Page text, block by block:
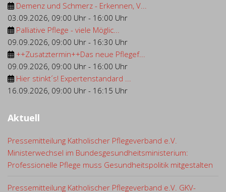
Demenz und Schmerz - Erkennen, V...
03.09.2026, 09:00 Uhr - 16:00 Uhr
Palliative Pflege - viele Möglic...
09.09.2026, 09:00 Uhr - 16:30 Uhr
++Zusatztermin++Das neue Pflegef...
09.09.2026, 09:00 Uhr - 16:00 Uhr
Hier stinkt´s! Expertenstandard ...
16.09.2026, 09:00 Uhr - 16:15 Uhr
Aktuell
Pressemitteilung Katholischer Pflegeverband e.V.
Ministerwechsel im Bundesgesundheitsministerium:
Professionelle Pflege muss Gesundheitspolitik mitgestalten
Pressemitteilung Katholischer Pflegeverband e.V. GKV-